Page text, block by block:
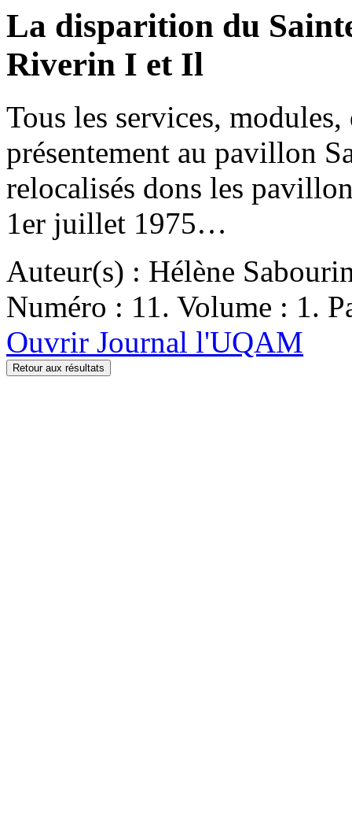
La disparition du
Riverin I et Il
Tous les services,
présentement au pavillon
relocalisés dons les
1er juillet 1975…
Auteur(s) : Hélène
Numéro : 11. Volume : 1.
Ouvrir Journal l'UQAM
Retour aux résultats